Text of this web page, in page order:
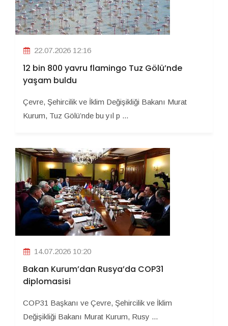
22.07.2026 12:16
12 bin 800 yavru flamingo Tuz Gölü’nde
yaşam buldu
Çevre, Şehircilik ve İklim Değişikliği Bakanı Murat
Kurum, Tuz Gölü’nde bu yıl p ...
14.07.2026 10:20
Bakan Kurum’dan Rusya’da COP31
diplomasisi
COP31 Başkanı ve Çevre, Şehircilik ve İklim
Değişikliği Bakanı Murat Kurum, Rusy ...